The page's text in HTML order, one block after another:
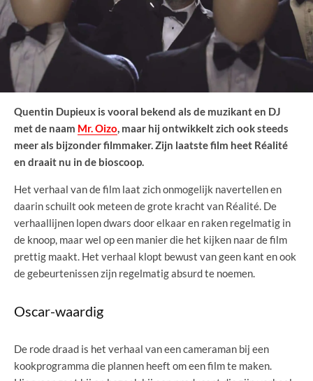
Quentin Dupieux is vooral bekend als de muzikant en DJ
met de naam Mr. Oizo, maar hij ontwikkelt zich ook steeds
meer als bijzonder filmmaker. Zijn laatste film heet Réalité
en draait nu in de bioscoop.
Het verhaal van de film laat zich onmogelijk navertellen en
daarin schuilt ook meteen de grote kracht van Réalité. De
verhaallijnen lopen dwars door elkaar en raken regelmatig in
de knoop, maar wel op een manier die het kijken naar de film
prettig maakt. Het verhaal klopt bewust van geen kant en ook
de gebeurtenissen zijn regelmatig absurd te noemen.
Oscar-waardig
De rode draad is het verhaal van een cameraman bij een
kookprogramma die plannen heeft om een film te maken.